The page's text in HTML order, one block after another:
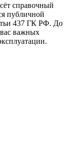
справочный
публичной
437 ГК РФ. До
вас важных